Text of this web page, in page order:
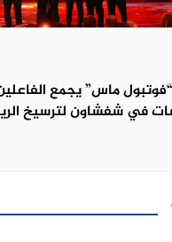
ماس” يجمع
في شفشاون لترسيخ